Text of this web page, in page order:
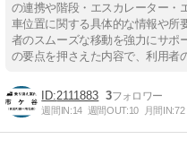
の連携や階段・エスカレーター・
車位置に関する具体的な情報や所
者のスムーズな移動を強力にサポ
の要点を押さえた内容で、利用者
2111883 3
週間IN:14 週間OUT:10 月間IN:72